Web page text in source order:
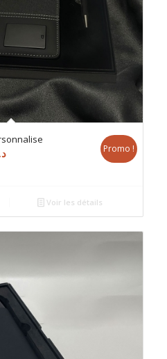
Le
د.م.380.00.
Promo !
Voir les détails